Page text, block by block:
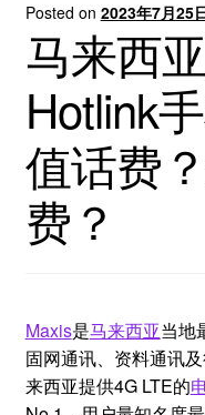
Posted on 2023年7月25
马来西
Hotlink
值话费
费？
Maxis是马来西亚当地
固网通讯、资料通讯
来西亚提供4G LTE的